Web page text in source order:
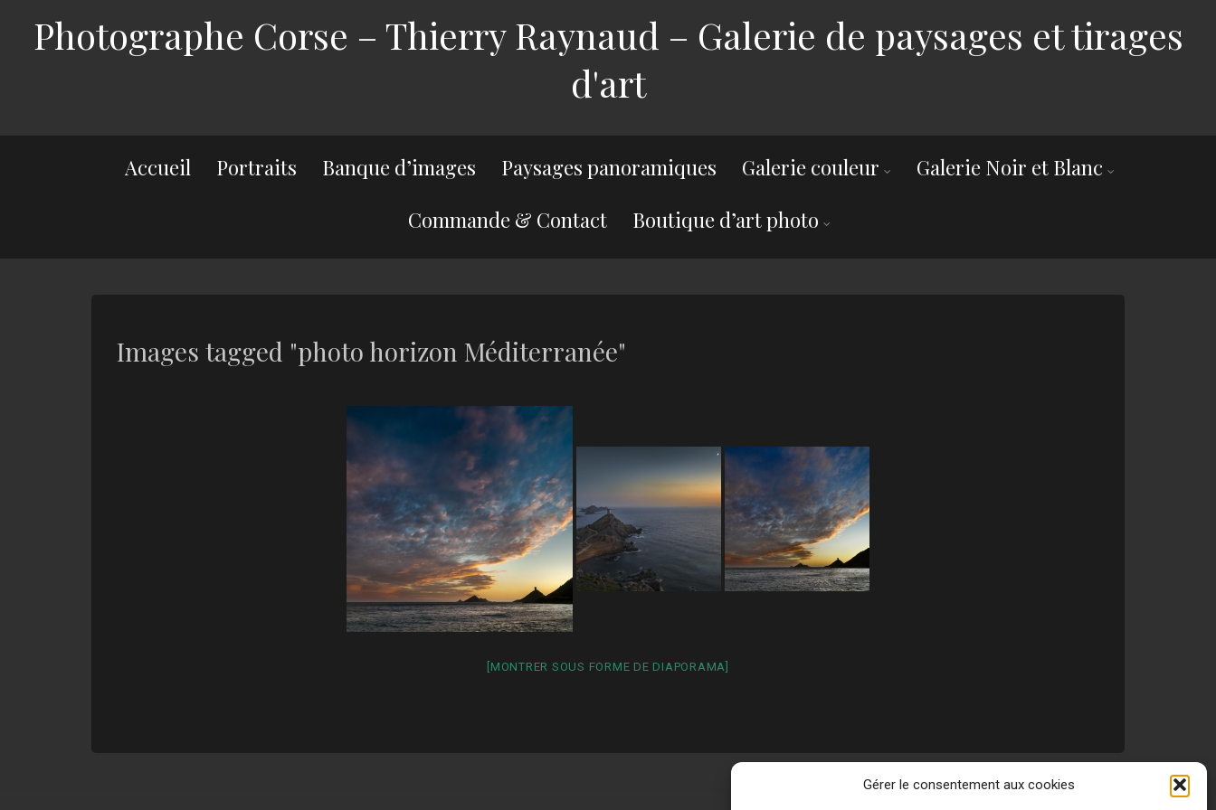
Gérer le consentement aux cookies
Photographe Corse – Thierry Raynaud – Galerie de paysages et tirages
d'art
Accueil Portraits Banque d’images Paysages panoramiques Galerie couleur
Galerie Noir et Blanc
Commande & Contact
Boutique d’art photo
Images tagged "photo horizon Méditerranée"
[MONTRER SOUS FORME DE DIAPORAMA]